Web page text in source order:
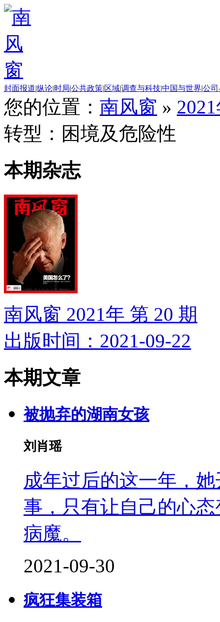
封面报道|纵论|时局|公共政策|区域|调查与科技|中国与世界|公
您的位置： 南风窗 »
转型：困境及危险性
本期杂志
南风窗 2021年 第 20 期
出版时间：2021-09-22
本期文章
被抛弃的湖南女孩
刘肖瑶
成年过后的这一年，
事，只有让自己的心
病魔。
2021-09-30
疯狂集装箱